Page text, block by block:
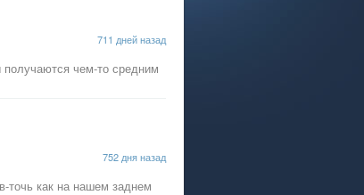
711 дней назад
чем-то средним
752 дня назад
точь как на нашем заднем